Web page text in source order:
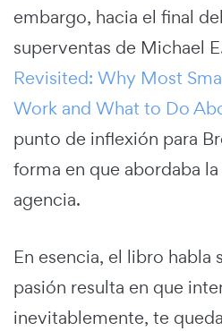
embargo, hacia el final
superventas de Michael
Revisited: Why Most
Work and What to Do
punto de inflexión para
forma en que abordaba
agencia.
En esencia, el libro habla
pasión resulta en que
inevitablemente, te